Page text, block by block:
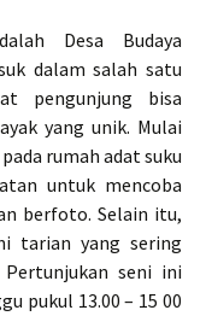
Desa Budaya
dalam salah satu
pengunjung bisa
yang unik. Mulai
rumah adat suku
untuk mencoba
berfoto. Selain itu,
tarian yang sering
seni ini
pukul 13.00 – 15 00